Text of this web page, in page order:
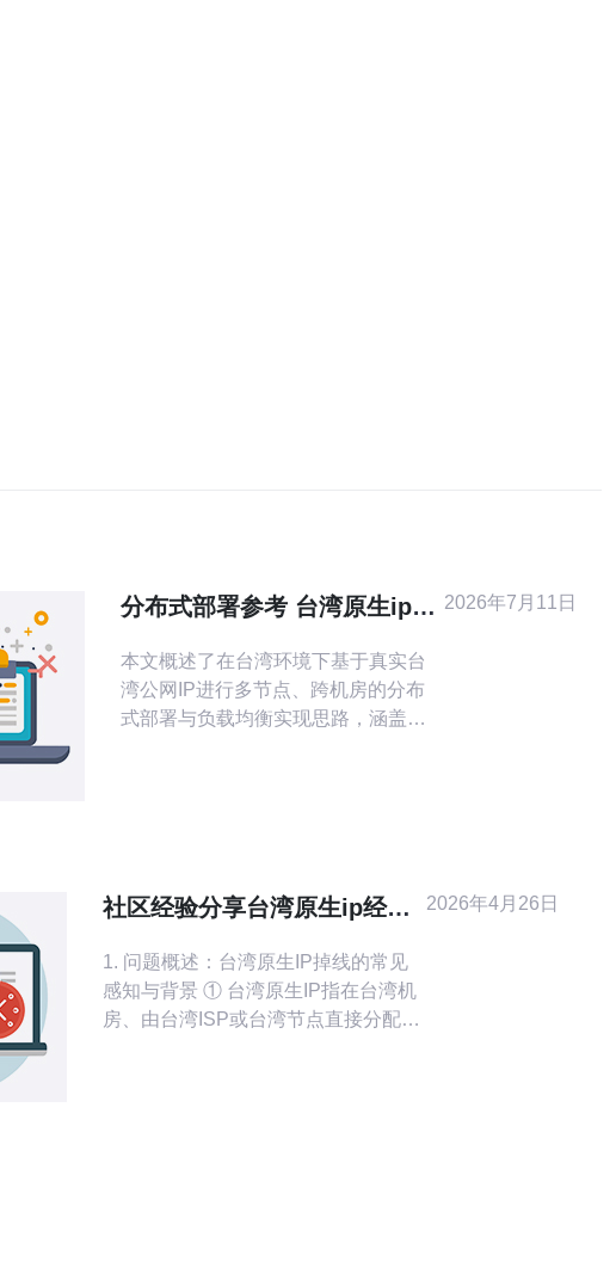
分布式部署参考 台湾原生ip怎
本文概述了在台湾环境下基于真实台
湾公网IP进行多节点、跨机房的分布
式部署与负载均衡实现思路，涵盖获
ip，有哪些渠道可选? 获取台湾本地IP
主要有三类渠道：一是直接租用台湾
2026年7月11日
社区经验分享台湾原生ip经常
1. 问题概述：台湾原生IP掉线的常见
感知与背景 ① 台湾原生IP指在台湾机
房、由台湾ISP或台湾节点直接分配的
2026年4月26日